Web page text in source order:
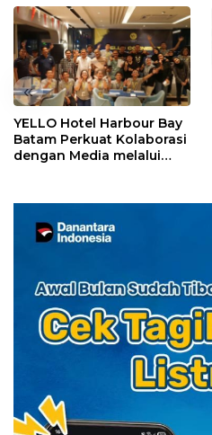
«
YELLO Hotel Harbour Bay
Batam Perkuat Kolaborasi
dengan Media melalui